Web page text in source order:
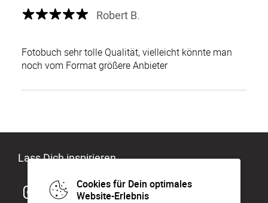
Cookies für Dein optimales
Website-Erlebnis
Robert B.
Fotobuch sehr tolle Qualität, vielleicht könnte man
noch vom Format größere Anbieter
Lass Dich inspirieren